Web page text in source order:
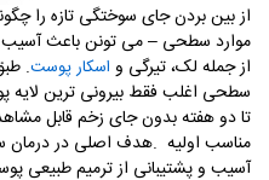
از بین بردن جای سوختگی تازه را
موارد سطحی – می تونن باعث
از جمله لک، تیرگی و اسکارپوست.
سطحی اغلب فقط بیرونی ترین
تا دو هفته بدون جای زخم قابل
مناسب اولیه .هدف اصلی در درمان
آسیب و پشتیبانی از ترمیم طبیعی